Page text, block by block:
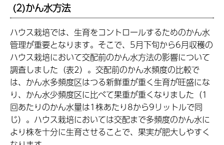
(2)かん水方法
ハウス栽培では、生育をコントロールするためのかん水
管理が重要となります。そこで、5月下旬から6月収穫の
ハウス栽培において交配前のかん水方法の影響について
調査しました（表2）。交配前のかん水頻度の比較で
は、かん水多頻度区はつる新鮮重が重く生育が旺盛にな
り、かん水少頻度区に比べて果重が重くなりました（1
回あたりのかん水量は1株あたり8から9リットルで同
じ）。ハウス栽培においては交配まで多頻度のかん水に
より株を十分に生育させることで、果実が肥大しやすく